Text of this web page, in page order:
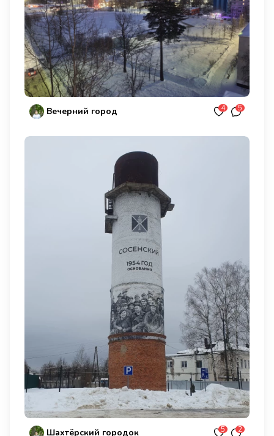
Вечерний город 4 5
Шахтёрский городок 5 2